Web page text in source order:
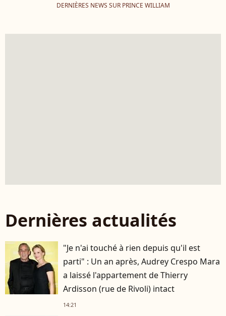
DERNIÈRES NEWS SUR PRINCE WILLIAM
Dernières actualités
"Je n'ai touché à rien depuis qu'il est
parti" : Un an après, Audrey Crespo Mara
a laissé l'appartement de Thierry
Ardisson (rue de Rivoli) intact
14:21